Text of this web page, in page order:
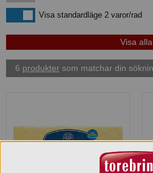
Visa standardlägeVisa standardläge 2 varor/rad
6 produkter som matchar din